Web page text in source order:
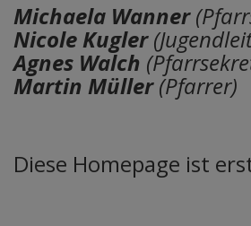
Michaela Wanner
Nicole Kugler
Agnes Walch
Martin Müller(Pfarrer)
Diese Homepage ist